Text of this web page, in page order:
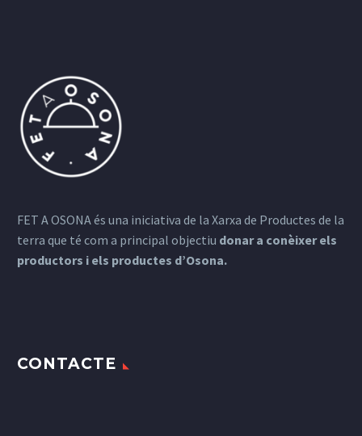
FET A OSONA és una iniciativa de la Xarxa de Productes de la
terra que té com a principal objectiu donar a conèixer els
productors i els productes d’Osona.
CONTACTE